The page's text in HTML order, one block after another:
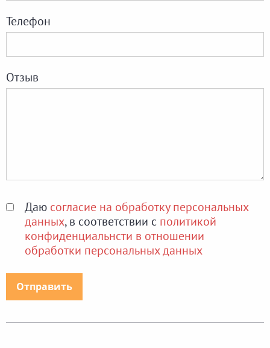
Телефон
Отзыв
Даю согласие на обработку персональных
данных, в соответствии с политикой
конфиденциальнсти в отношении
обработки персональных данных